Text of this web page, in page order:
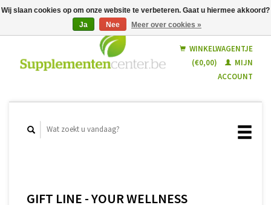
Nederlands
WINKELWAGENTJE
(€0,00)
MIJN
ACCOUNT
GIFT LINE - YOUR WELLNESS
Wij slaan cookies op om onze website te verbeteren. Gaat u hiermee akkoord?
Ja
Nee Meer over cookies »